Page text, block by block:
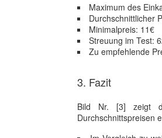
Maximum des
Durchschnittlicher
Minimalpreis: 11€
Streuung im Test:
Zu empfehlende
3. Fazit
Bild Nr. [3] zeigt
Durchschnittspreisen